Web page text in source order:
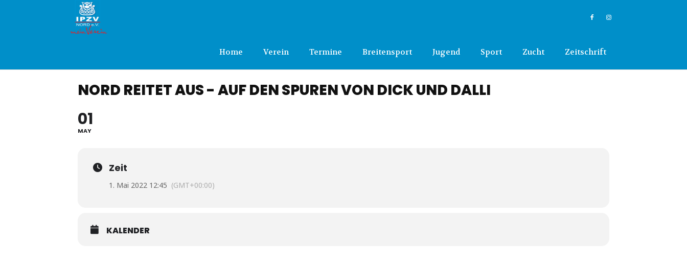
e.V.
Home Verein Termine Breitensport Jugend Sport Zucht Zeitschrift
NORD REITET AUS - AUF DEN SPUREN VON DICK UND DALLI
01
MAY
Zeit
1. Mai 2022 12:45 (GMT+00:00)
KALENDER